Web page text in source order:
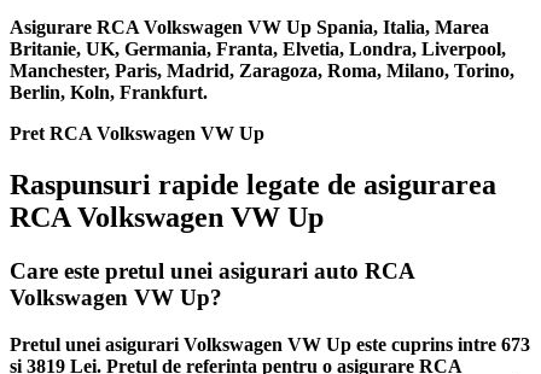
Asigurare RCA Volkswagen VW Up Spania, Italia, Marea
Britanie, UK, Germania, Franta, Elvetia, Londra, Liverpool,
Manchester, Paris, Madrid, Zaragoza, Roma, Milano, Torino,
Berlin, Koln, Frankfurt.
Pret RCA Volkswagen VW Up
Raspunsuri rapide legate de asigurarea
RCA Volkswagen VW Up
Care este pretul unei asigurari auto RCA
Volkswagen VW Up?
Pretul unei asigurari Volkswagen VW Up este cuprins intre 673
si 3819 Lei. Pretul de referinta pentru o asigurare RCA